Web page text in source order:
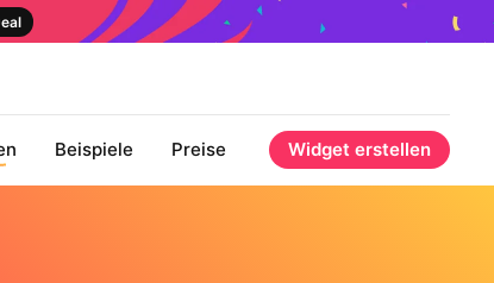
Beispiele Preise Widget erstellen